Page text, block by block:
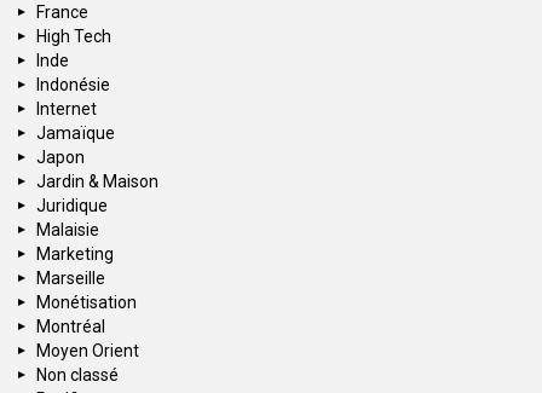
France
High Tech
Inde
Indonésie
Internet
Jamaïque
Japon
Jardin & Maison
Juridique
Malaisie
Marketing
Marseille
Monétisation
Montréal
Moyen Orient
Non classé